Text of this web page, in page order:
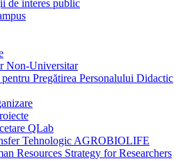
de interes public
Non-Universitar
Pregătirea Personalului Didactic
QLab
Tehnologic AGROBIOLIFE
Resources Strategy for Researchers